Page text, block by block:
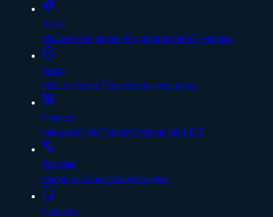
Assist
Skalieren Sie globale Programme mit KI-Agenten
Verify
Sichern Sie die Übersetzungsgenauigkeit
Connect
Integrieren Sie Content-Systeme mit LILT
Translate
Starten Sie Übersetzungsprojekte
Converse